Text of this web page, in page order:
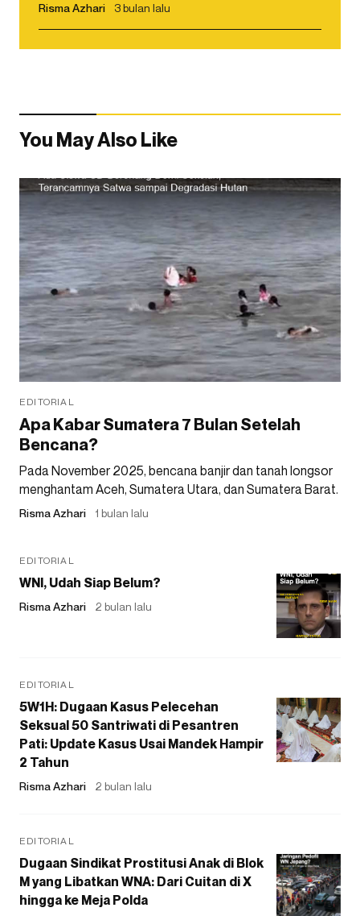
Risma Azhari 3 bulan lalu
You May Also Like
EDITORIAL
Apa Kabar Sumatera 7 Bulan Setelah
Bencana?
Pada November 2025, bencana banjir dan tanah longsor
menghantam Aceh, Sumatera Utara, dan Sumatera Barat.
Risma Azhari 1 bulan lalu
EDITORIAL
WNI, Udah Siap Belum?
Risma Azhari 2 bulan lalu
EDITORIAL
5W1H: Dugaan Kasus Pelecehan
Seksual 50 Santriwati di Pesantren
Pati: Update Kasus Usai Mandek Hampir
2 Tahun
Risma Azhari 2 bulan lalu
EDITORIAL
Dugaan Sindikat Prostitusi Anak di Blok
M yang Libatkan WNA: Dari Cuitan di X
hingga ke Meja Polda